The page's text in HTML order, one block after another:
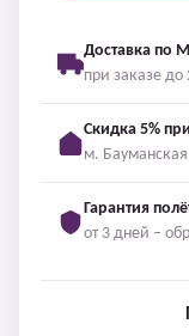
Доставка по
при заказе до
Скидка 5%
м.
Гарантия
от 3 дней –